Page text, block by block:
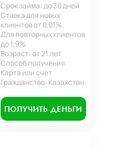
Срок займа: до 30 дней
Ставка для новых
клиентов от 0,01%.
Для повторных клиентов
до 1,9%
Возраст: от 21 лет
Способ получения:
Карта или счет
Гражданство: Казахстан
ПОЛУЧИТЬ ДЕНЬГИ